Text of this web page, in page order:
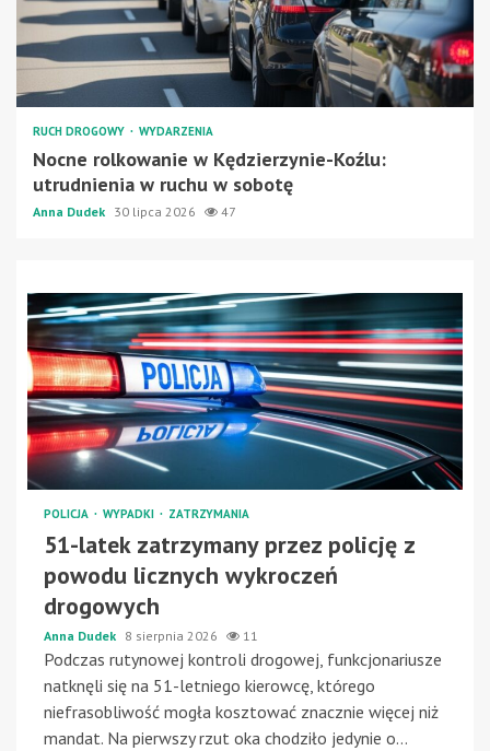
RUCH DROGOWY WYDARZENIA
Nocne rolkowanie w Kędzierzynie-Koźlu:
utrudnienia w ruchu w sobotę
Anna Dudek 30 lipca 2026 47
POLICJA WYPADKI ZATRZYMANIA
51-latek zatrzymany przez policję z
powodu licznych wykroczeń
drogowych
Anna Dudek 8 sierpnia 2026 11
Podczas rutynowej kontroli drogowej, funkcjonariusze
natknęli się na 51-letniego kierowcę, którego
niefrasobliwość mogła kosztować znacznie więcej niż
mandat. Na pierwszy rzut oka chodziło jedynie o...